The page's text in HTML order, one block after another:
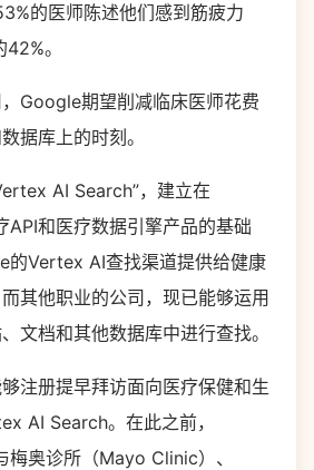
的医师陈述他们感到筋疲力
。
Google期望削减临床医师花费
据库上的时刻。
AI Search”，建立在
API和医疗数据引擎产品的基础
的Vertex AI查找渠道提供给健康
其他职业的公司，现已能够运用
文档和其他数据库中进行查找。
注册提早拜访面向医疗保健和生
AI Search。在此之前，
奥诊所（Mayo Clinic）、